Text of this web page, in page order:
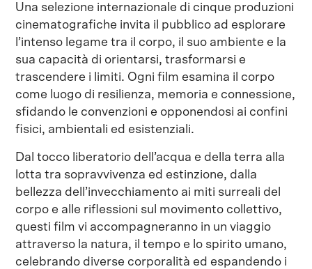
Una selezione internazionale di cinque produzioni
cinematografiche invita il pubblico ad esplorare
l’intenso legame tra il corpo, il suo ambiente e la
sua capacità di orientarsi, trasformarsi e
trascendere i limiti. Ogni film esamina il corpo
come luogo di resilienza, memoria e connessione,
sfidando le convenzioni e opponendosi ai confini
fisici, ambientali ed esistenziali.
Dal tocco liberatorio dell’acqua e della terra alla
lotta tra sopravvivenza ed estinzione, dalla
bellezza dell’invecchiamento ai miti surreali del
corpo e alle riflessioni sul movimento collettivo,
questi film vi accompagneranno in un viaggio
attraverso la natura, il tempo e lo spirito umano,
celebrando diverse corporalità ed espandendo i